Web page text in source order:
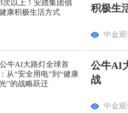
积极生
中金观
公牛AI
战
中金观